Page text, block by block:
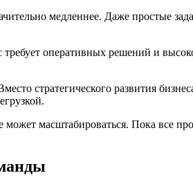
медленнее. Даже простые
оперативных решений и
стратегического развития
масштабироваться. Пока все